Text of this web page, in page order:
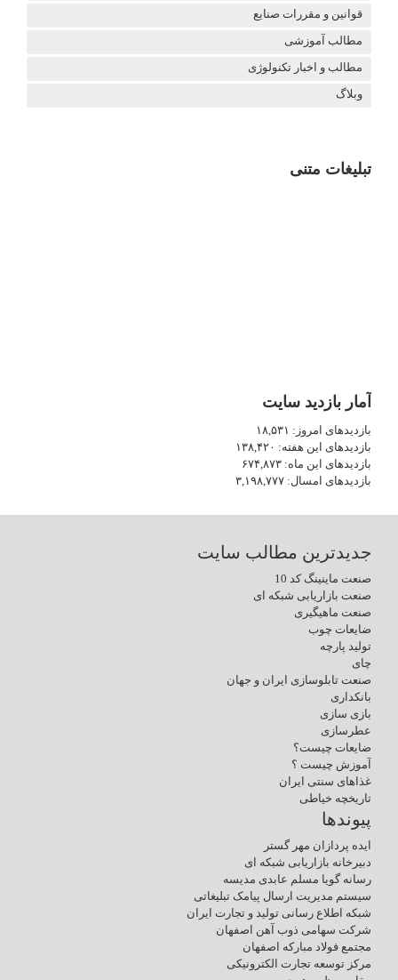
قوانین و مقررات صنایع
مطالب آموزشی
مطالب و اخبار تکنولوژی
وبلاگ
تبلیغات متنی
آمار بازدید سایت
بازدیدهای امروز: ۱۸,۵۳۱
بازدیدهای این هفته: ۱۳۸,۴۲۰
بازدیدهای این ماه: ۶۷۴,۸۷۳
بازدیدهای امسال: ۳,۱۹۸,۷۷۷
جدیدترین مطالب سایت
صنعت ماینینگ کد 10
صنعت بازاریابی شبکه ای
صنعت ماهیگیری
ضایعات چوب
تولید پارچه
چای
صنعت تابلوسازی ایران و جهان
بانکداری
بازی سازی
عطرسازی
ضایعات چیست؟
آموزش چیست ؟
غذاهای سنتی ایران
تاریخچه خیاطی
پیوندها
ایده پردازان مهر گستر
دبیرخانه بازاریابی شبکه ای
رسانه گویا مسلم عابدی مدیسه
سیستم مدیریت ارسال پیامک تبلیغاتی
شبکه اطلاع رسانی تولید و تجارت ایران
شرکت سهامی ذوب آهن اصفهان
مجتمع فولاد مبارکه اصفهان
مرکز توسعه تجارت الکترونیکی